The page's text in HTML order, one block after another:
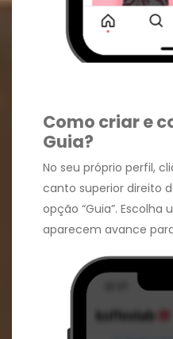
Como criar e
Guia?
No seu próprio perfil,
canto superior direito
opção “Guia”.
aparecem avance